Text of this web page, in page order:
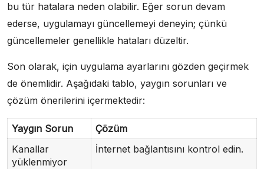
bu tür hatalara neden olabilir. Eğer sorun devam
ederse, uygulamayı güncellemeyi deneyin; çünkü
güncellemeler genellikle hataları düzeltir.
Son olarak, için uygulama ayarlarını gözden geçirmek
de önemlidir. Aşağıdaki tablo, yaygın sorunları ve
çözüm önerilerini içermektedir:
Yaygın Sorun
Çözüm
Kanallar
yüklenmiyor
İnternet bağlantısını kontrol edin.